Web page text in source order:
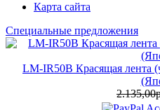
Карта сайта
Специальные предложения
LM-IR50B Красящая лента